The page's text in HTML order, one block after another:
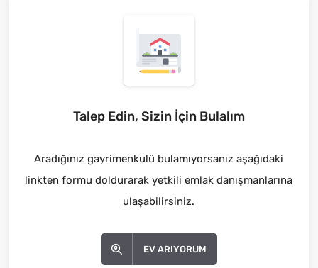
Talep Edin, Sizin İçin Bulalım
Aradığınız gayrimenkulü bulamıyorsanız aşağıdaki
linkten formu doldurarak yetkili emlak danışmanlarına
ulaşabilirsiniz.
EV ARIYORUM